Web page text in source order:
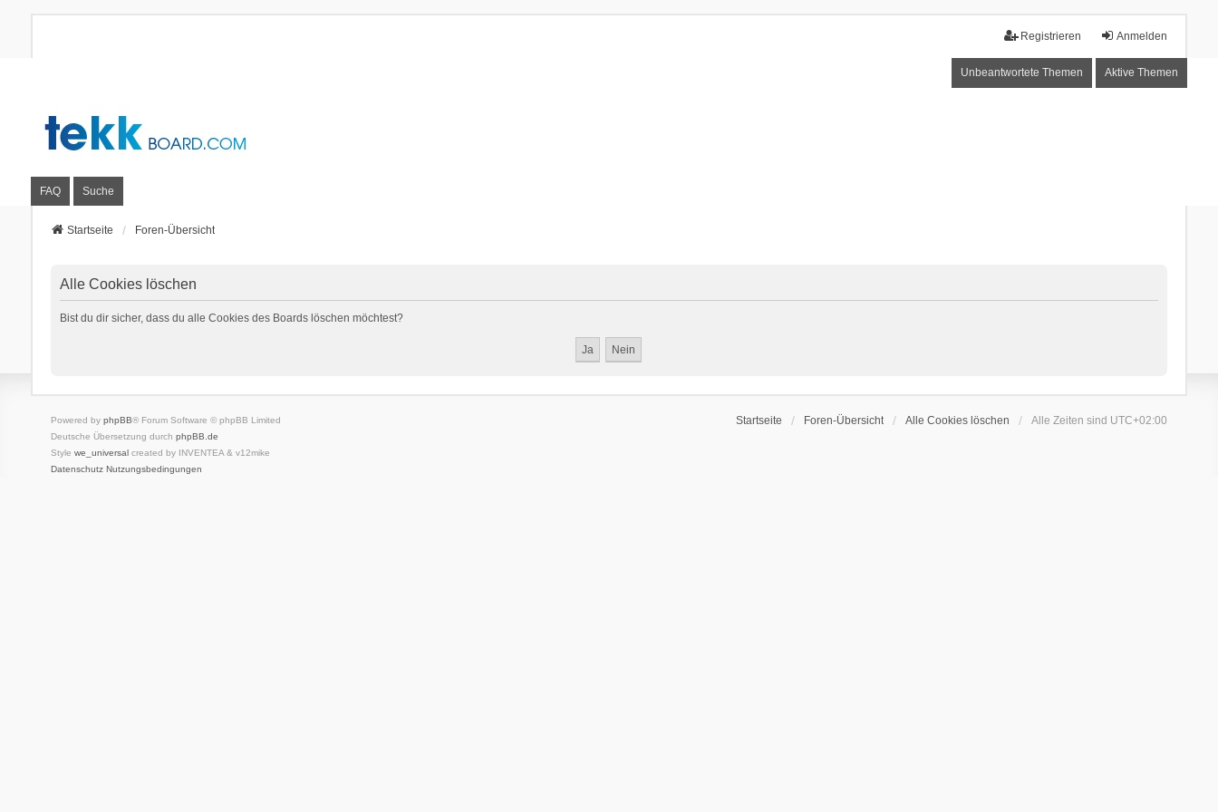
Anmelden
Registrieren
Unbeantwortete Themen Aktive Themen
FAQ Suche
Startseite Foren-Übersicht
Alle Cookies löschen
Bist du dir sicher, dass du alle Cookies des Boards löschen möchtest?
Startseite Foren-Übersicht Alle Cookies löschen Alle Zeiten sind UTC+02:00
Powered by phpBB® Forum Software © phpBB Limited
Deutsche Übersetzung durch phpBB.de
Style we_universal created by INVENTEA & v12mike
Datenschutz Nutzungsbedingungen